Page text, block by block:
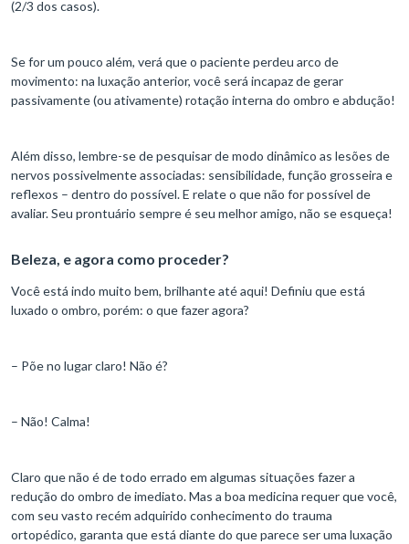
(2/3 dos casos).
Se for um pouco além, verá que o paciente perdeu arco de
movimento: na luxação anterior, você será incapaz de gerar
passivamente (ou ativamente) rotação interna do ombro e abdução!
Além disso, lembre-se de pesquisar de modo dinâmico as lesões de
nervos possivelmente associadas: sensibilidade, função grosseira e
reflexos – dentro do possível. E relate o que não for possível de
avaliar. Seu prontuário sempre é seu melhor amigo, não se esqueça!
Beleza, e agora como proceder?
Você está indo muito bem, brilhante até aqui! Definiu que está
luxado o ombro, porém: o que fazer agora?
– Põe no lugar claro! Não é?
– Não! Calma!
Claro que não é de todo errado em algumas situações fazer a
redução do ombro de imediato. Mas a boa medicina requer que você,
com seu vasto recém adquirido conhecimento do trauma
ortopédico, garanta que está diante do que parece ser uma luxação